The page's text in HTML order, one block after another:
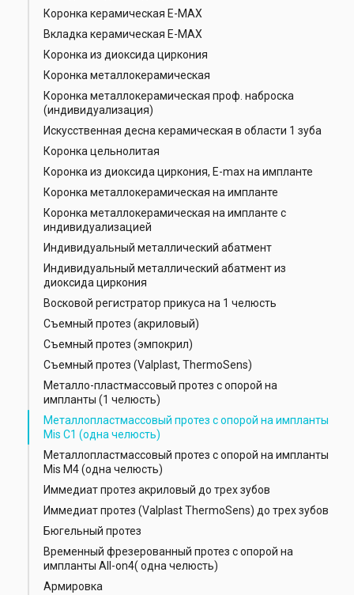
Коронка керамическая Е-МАХ
Вкладка керамическая Е-МАХ
Коронка из диоксида циркония
Коронка металлокерамическая
Коронка металлокерамическая проф. наброска
(индивидуализация)
Искусственная десна керамическая в области 1 зуба
Коронка цельнолитая
Коронка из диоксида циркония, E-max на импланте
Коронка металлокерамическая на импланте
Коронка металлокерамическая на импланте с
индивидуализацией
Индивидуальный металлический абатмент
Индивидуальный металлический абатмент из
диоксида циркония
Восковой регистратор прикуса на 1 челюсть
Съемный протез (акриловый)
Съемный протез (эмпокрил)
Съемный протез (Valplast, ThermoSens)
Металло-пластмассовый протез с опорой на
импланты (1 челюсть)
Металлопластмассовый протез с опорой на импланты
Mis C1 (одна челюсть)
Металлопластмассовый протез с опорой на импланты
Mis M4 (одна челюсть)
Иммедиат протез акриловый до трех зубов
Иммедиат протез (Valplast ThermoSens) до трех зубов
Бюгельный протез
Временный фрезерованный протез с опорой на
импланты All-on4( одна челюсть)
Армировка